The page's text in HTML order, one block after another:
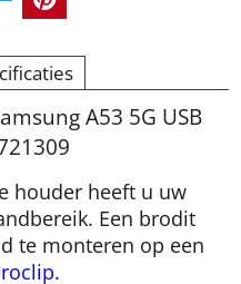
A53 5G USB
houder heeft u uw
Een brodit
te monteren op een